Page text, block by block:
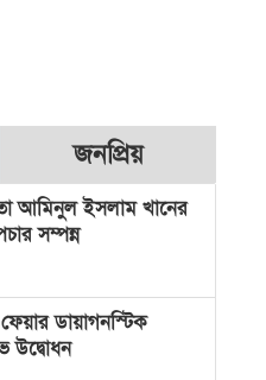
জনপ্রিয়
আমিনুল ইসলাম খানের
সম্পন্ন
ডায়াগনস্টিক
উদ্বোধন